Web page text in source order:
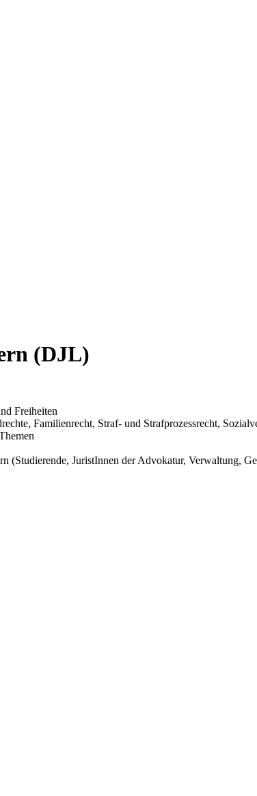
(DJL)
Freiheiten
Familienrecht, Straf- und Strafprozessrecht,
(Studierende, JuristInnen der Advokatur, Verwaltung,